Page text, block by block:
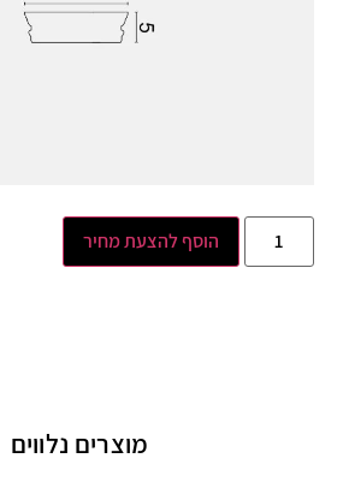
הוסף להצעת מחיר
מוצרים נלווים